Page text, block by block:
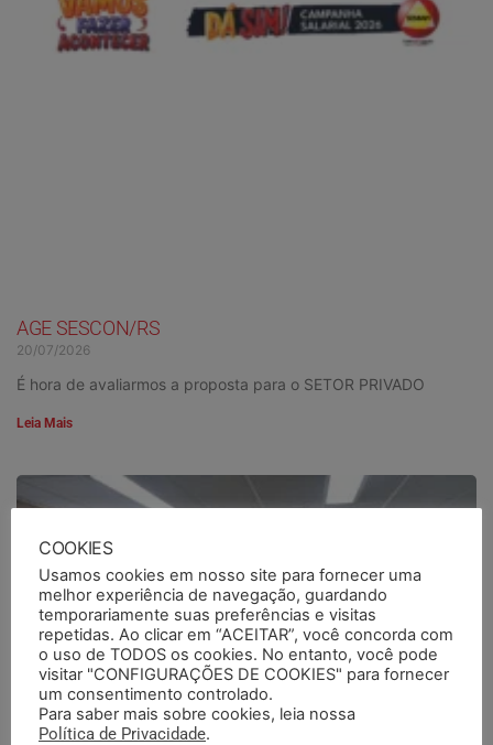
AGE SESCON/RS
20/07/2026
É hora de avaliarmos a proposta para o SETOR PRIVADO
Leia Mais
COOKIES
Usamos cookies em nosso site para fornecer uma
melhor experiência de navegação, guardando
temporariamente suas preferências e visitas
repetidas. Ao clicar em “ACEITAR”, você concorda com
o uso de TODOS os cookies. No entanto, você pode
visitar "CONFIGURAÇÕES DE COOKIES" para fornecer
um consentimento controlado.
Para saber mais sobre cookies, leia nossa
Política de Privacidade.